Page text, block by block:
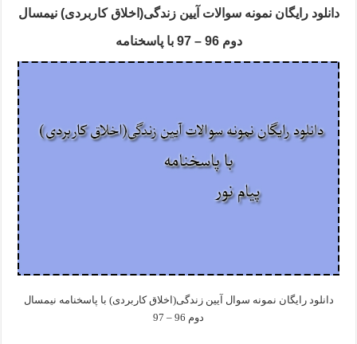
دانلود رایگان نمونه سوالات آیین زندگی(اخلاق کاربردی) نیمسال
دوم 96 – 97 با پاسخنامه
دانلود رایگان نمونه سوال آیین زندگی(اخلاق کاربردی) با پاسخنامه نیمسال
دوم 96 – 97